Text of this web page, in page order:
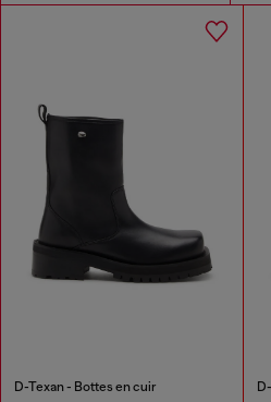
D-Texan - Bottes en cuir